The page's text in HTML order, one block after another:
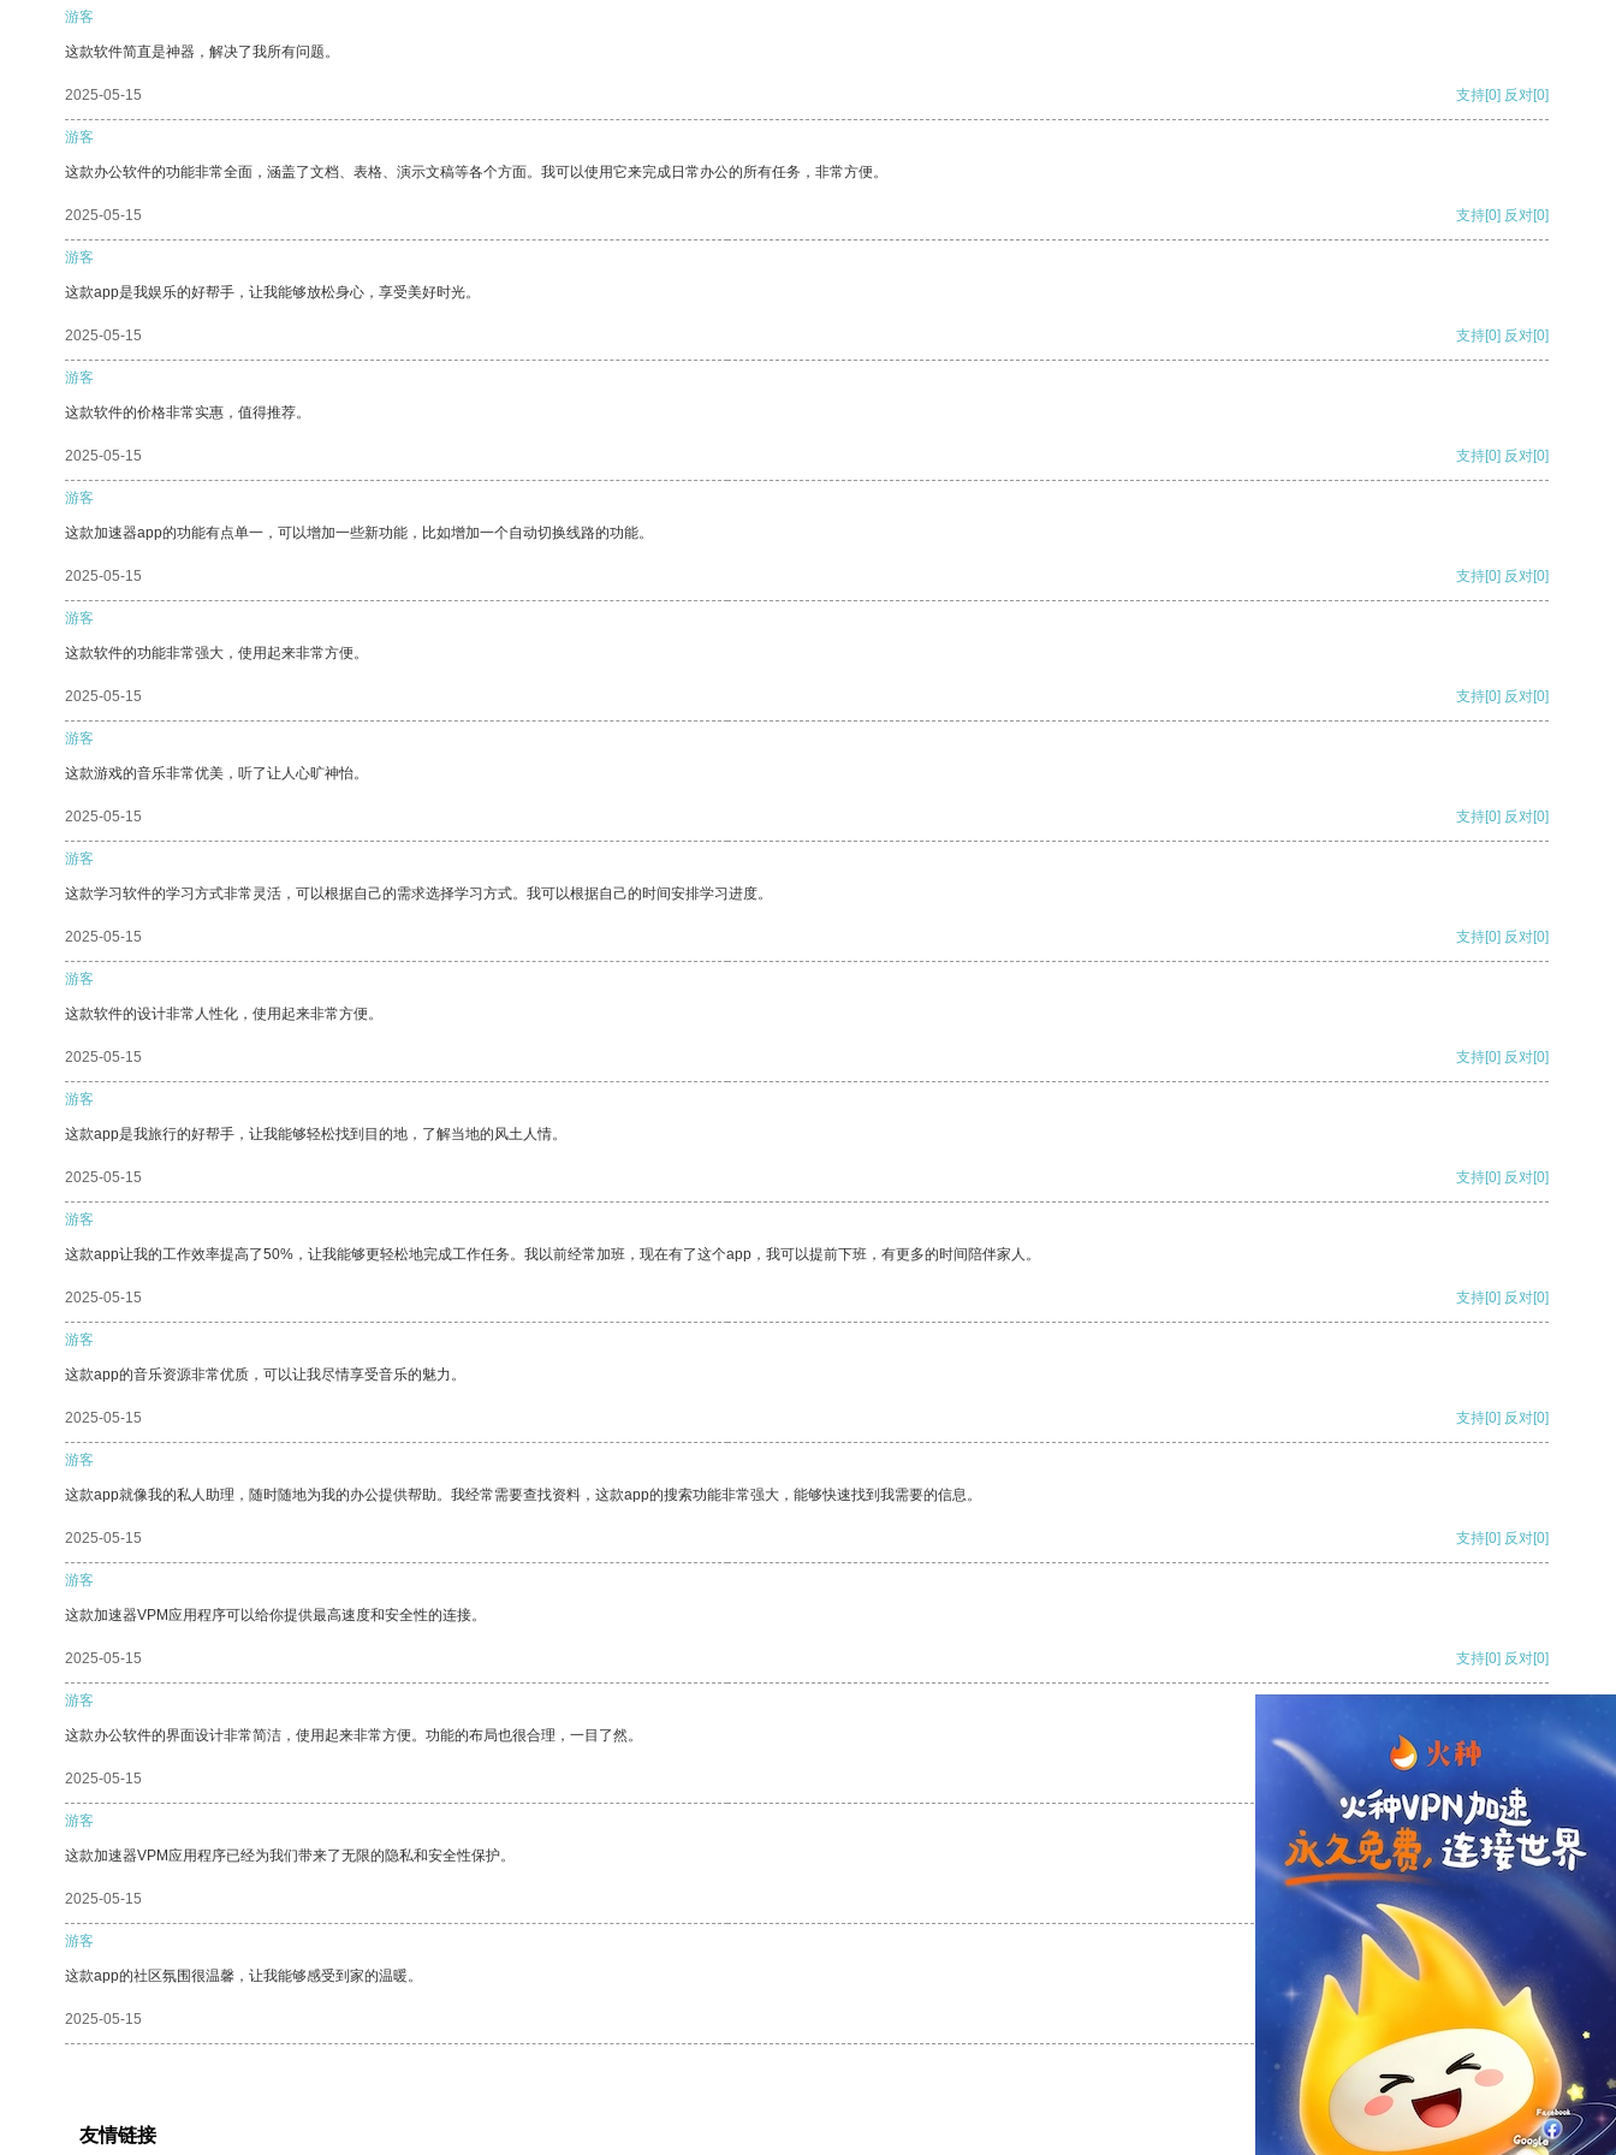
游客
这款软件简直是神器，解决了我所有问题。
2025-05-15 支持[0] 反对[0]
游客
这款办公软件的功能非常全面，涵盖了文档、表格、演示文稿等各个方面。我可以使用它来完成日常办公的所有任务，非常方便。
2025-05-15 支持[0] 反对[0]
游客
这款app是我娱乐的好帮手，让我能够放松身心，享受美好时光。
2025-05-15 支持[0] 反对[0]
游客
这款软件的价格非常实惠，值得推荐。
2025-05-15 支持[0] 反对[0]
游客
这款加速器app的功能有点单一，可以增加一些新功能，比如增加一个自动切换线路的功能。
2025-05-15 支持[0] 反对[0]
游客
这款软件的功能非常强大，使用起来非常方便。
2025-05-15 支持[0] 反对[0]
游客
这款游戏的音乐非常优美，听了让人心旷神怡。
2025-05-15 支持[0] 反对[0]
游客
这款学习软件的学习方式非常灵活，可以根据自己的需求选择学习方式。我可以根据自己的时间安排学习进度。
2025-05-15 支持[0] 反对[0]
游客
这款软件的设计非常人性化，使用起来非常方便。
2025-05-15 支持[0] 反对[0]
游客
这款app是我旅行的好帮手，让我能够轻松找到目的地，了解当地的风土人情。
2025-05-15 支持[0] 反对[0]
游客
这款app让我的工作效率提高了50%，让我能够更轻松地完成工作任务。我以前经常加班，现在有了这个app，我可以提前下班，有更多的时间陪伴家人。
2025-05-15 支持[0] 反对[0]
游客
这款app的音乐资源非常优质，可以让我尽情享受音乐的魅力。
2025-05-15 支持[0] 反对[0]
游客
这款app就像我的私人助理，随时随地为我的办公提供帮助。我经常需要查找资料，这款app的搜索功能非常强大，能够快速找到我需要的信息。
2025-05-15 支持[0] 反对[0]
游客
这款加速器VPM应用程序可以给你提供最高速度和安全性的连接。
2025-05-15 支持[0] 反对[0]
游客
这款办公软件的界面设计非常简洁，使用起来非常方便。功能的布局也很合理，一目了然。
2025-05-15
游客
这款加速器VPM应用程序已经为我们带来了无限的隐私和安全性保护。
2025-05-15 反对
游客
这款app的社区氛围很温馨，让我能够感受到家的温暖。
2025-05-15 反对[0]
友情链接